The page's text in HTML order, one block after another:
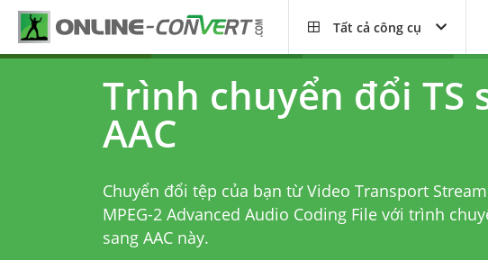
Tất cả công cụ
Trình chuyển đổi TS
AAC
Chuyển đổi tệp của bạn từ Video Transport
MPEG-2 Advanced Audio Coding File với trình
sang AACnày.